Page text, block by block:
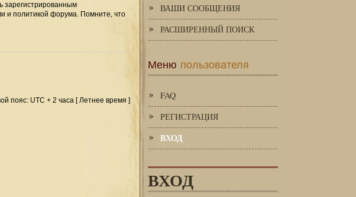
зарегистрированным
и политикой форума. Помните, что
пояс: UTC + 2 часа [ Летнее время ]
ВАШИ СООБЩЕНИЯ
РАСШИРЕННЫЙ ПОИСК
Меню пользователя
FAQ
РЕГИСТРАЦИЯ
ВХОД
ВХОД